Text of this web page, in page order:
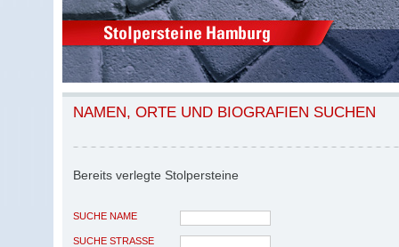
NAMEN, ORTE UND BIOGRAFIEN SUCHEN
Bereits verlegte Stolpersteine
SUCHE NAME
SUCHE STRASSE